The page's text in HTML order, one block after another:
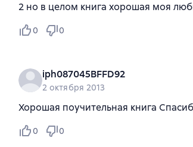
2 но в целом книга хорошая моя
0 0
iph087045BFFD92
2 октября 2013
Хорошая поучительная книга
0 0